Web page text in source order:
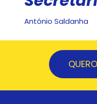
António Saldanha